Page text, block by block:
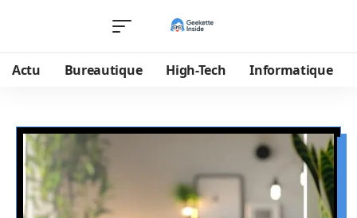
Actu Bureautique High-Tech Informatique